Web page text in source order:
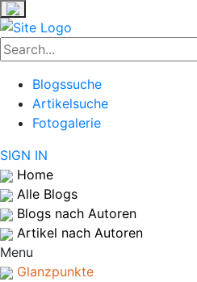
Blogssuche
Artikelsuche
Fotogalerie
SIGN IN
Home
Alle Blogs
Blogs nach Autoren
Artikel nach Autoren
Menu
Glanzpunkte